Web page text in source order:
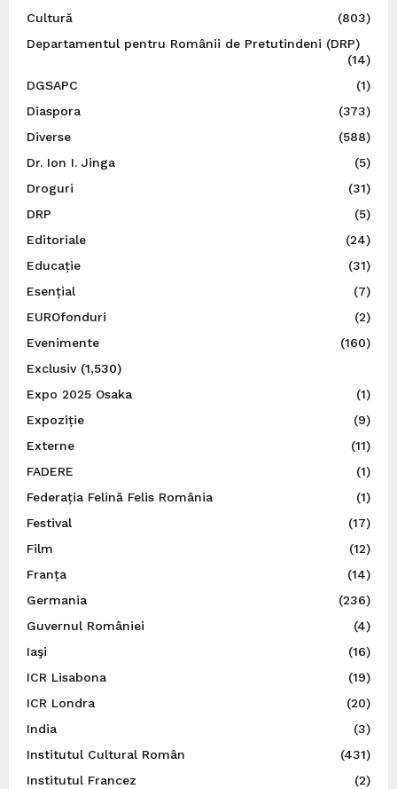
Cultură
(803)
Departamentul pentru Românii de Pretutindeni (DRP)
(14)
DGSAPC
(1)
Diaspora
(373)
Diverse
(588)
Dr. Ion I. Jinga
(5)
Droguri
(31)
DRP
(5)
Editoriale
(24)
Educație
(31)
Esențial
(7)
EUROfonduri
(2)
Evenimente
(160)
Exclusiv(1,530)
Expo 2025 Osaka
(1)
Expoziție
(9)
Externe
(11)
FADERE
(1)
Federația Felină Felis România
(1)
Festival
(17)
Film
(12)
Franța
(14)
Germania
(236)
Guvernul României
(4)
Iaşi
(16)
ICR Lisabona
(19)
ICR Londra
(20)
India
(3)
Institutul Cultural Român
(431)
Institutul Francez
(2)